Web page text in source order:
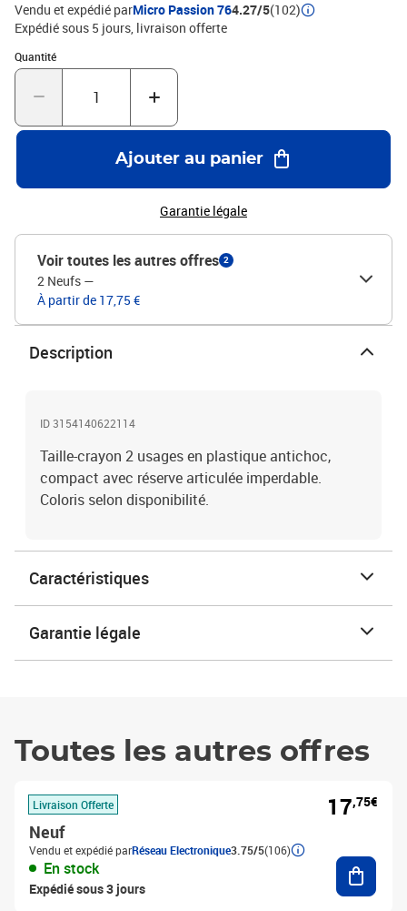
Vendu et expédié parMicro Passion 764.27/5(102)
Expédié sous 5 jours livraison offerte
Quantité
Quantité : 1
Ajouter au panier
Garantie légale
Voir toutes les autres offres 2
2 Neufs —
À partir de 17,75 €
Description
ID 3154140622114
Taille-crayon 2 usages en plastique antichoc,
compact avec réserve articulée imperdable.
Coloris selon disponibilité.
Caractéristiques
Garantie légale
Toutes les autres offres
Livraison Offerte
Neuf
Vendu et expédié parRéseau Electronique3.75/5(106)
En stock
Expédié sous 3 jours
17,75€